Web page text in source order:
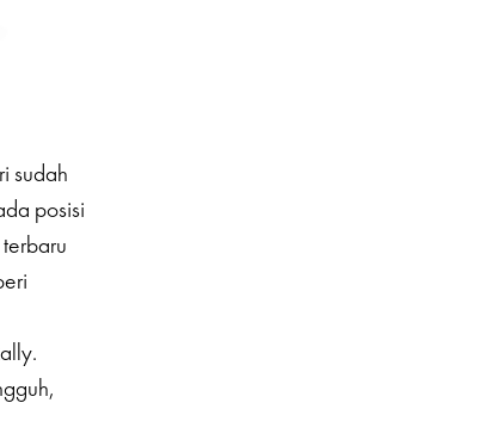
sudah
posisi